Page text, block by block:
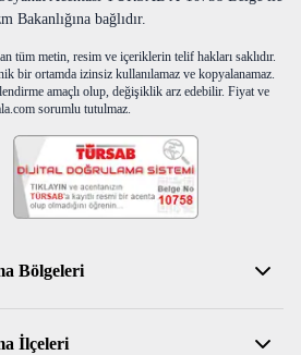
Bakanlığına bağlıdır.
tüm metin, resim ve içeriklerin telif hakları saklıdır.
bir ortamda izinsiz kullanılamaz ve kopyalanamaz.
amaçlı olup, değişiklik arz edebilir. Fiyat ve
sorumlu tutulmaz.
Bölgeleri
İlçeleri